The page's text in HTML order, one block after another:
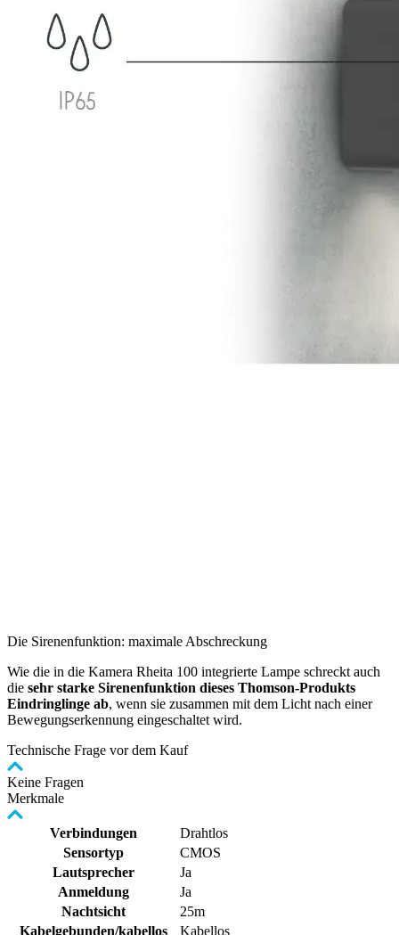
Die Sirenenfunktion: maximale Abschreckung
Wie die in die Kamera Rheita 100 integrierte Lampe schreckt auch
die sehr starke Sirenenfunktion dieses Thomson-Produkts
Eindringlinge ab, wenn sie zusammen mit dem Licht nach einer
Bewegungserkennung eingeschaltet wird.
Technische Frage vor dem Kauf
Keine Fragen
Merkmale
Verbindungen
Drahtlos
Sensortyp
CMOS
Lautsprecher
Ja
Anmeldung
Ja
Nachtsicht
25m
Kabelgebunden/kabellos
Kabellos